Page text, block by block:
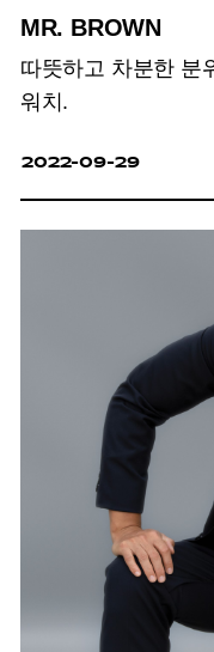
MR. BROWN
따뜻하고 차분한 분
워치.
2022-09-29